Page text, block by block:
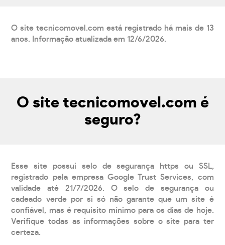
O site tecnicomovel.com está registrado há mais de 13
anos. Informação atualizada em 12/6/2026.
O site tecnicomovel.com é
seguro?
Esse site possui selo de segurança https ou SSL,
registrado pela empresa Google Trust Services, com
validade até 21/7/2026. O selo de segurança ou
cadeado verde por si só não garante que um site é
confiável, mas é requisito mínimo para os dias de hoje.
Verifique todas as informações sobre o site para ter
certeza.